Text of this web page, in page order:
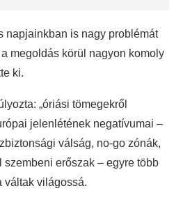
napjainkban is nagy problémát
megoldás körül nagyon komoly
ki.
„óriási tömegekről
jelenlétének negatívumai –
válság, no-go zónák,
szembeni erőszak – egyre több
váltak világossá.